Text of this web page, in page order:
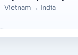
Vietnam → India